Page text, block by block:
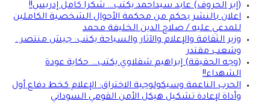
(إبر الحروف) عابد سيداحمد يكتب… شكرا كامل إدريس!!
اعلان بالنشر بحكم من محكمة الأحوال الشخصية الكاملين
للمدعي عليه / صلاح الدين الخليفة محمد
وزير الثقافة والإعلام والآثار والسياحة يكتب: جيش منتصر..
وشعب مقتدر
(وجه الحقيقة) إبراهيم شقلاوي يكتب… حكاية عودة
الشهداء!!
الحرب الناعمة وسيكولوجية الاختراق: الإعلام كخط دفاع أول
وأداة لإعادة تشكيل هيكل الأمن القومي السوداني